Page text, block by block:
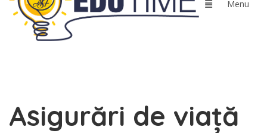
Asigurări de viață